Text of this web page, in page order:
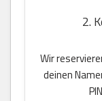
2.
Wir
deinen